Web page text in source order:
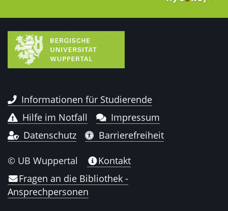
Informationen für Studierende
Hilfe im Notfall
Impressum
Datenschutz
Barrierefreiheit
© UB Wuppertal
Kontakt
Fragen an die Bibliothek -
Ansprechpersonen